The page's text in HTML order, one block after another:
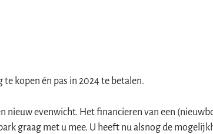
kopen én pas in 2024 te betalen.
nieuw evenwicht. Het financieren van een
graag met u mee. U heeft nu alsnog de